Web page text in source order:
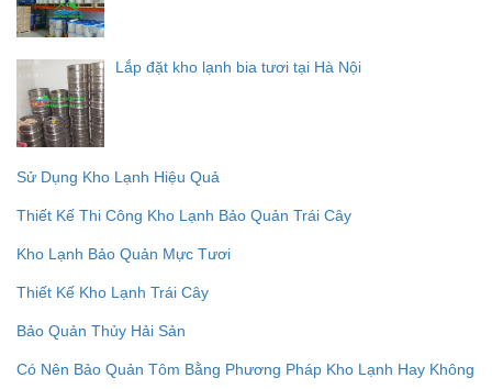
Lắp đặt kho lạnh bia tươi tại Hà Nội
Sử Dụng Kho Lạnh Hiệu Quả
Thiết Kế Thi Công Kho Lạnh Bảo Quản Trái Cây
Kho Lạnh Bảo Quản Mực Tươi
Thiết Kế Kho Lạnh Trái Cây
Bảo Quản Thủy Hải Sản
Có Nên Bảo Quản Tôm Bằng Phương Pháp Kho Lạnh Hay Không